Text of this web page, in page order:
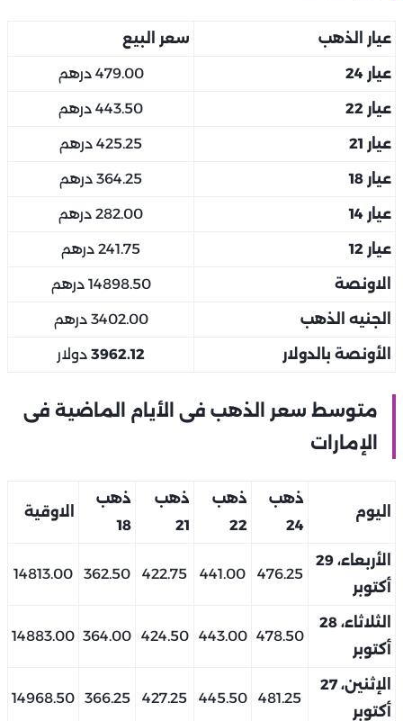
عيار الذهب سعر البيع
عيار 24 479.00 درهم
عيار 22 443.50 درهم
عيار 21 425.25 درهم
عيار 18 364.25 درهم
عيار 14 282.00 درهم
عيار 12 241.75 درهم
الاونصة 14898.50 درهم
الجنيه الذهب 3402.00 درهم
الأونصة بالدولار 3962.12 دولار
متوسط سعر الذهب فى الأيام الماضية فى
الإمارات
اليوم
ذهب
24
ذهب
22
ذهب
21
ذهب
18
الاوقية
الأربعاء، 29
أكتوبر
476.25
441.00
422.75
362.50
14813.00
الثلاثاء، 28
أكتوبر
478.50
443.00
424.50
364.00
14883.00
الإثنين، 27
أكتوبر
481.25
445.50
427.25
366.25
14968.50